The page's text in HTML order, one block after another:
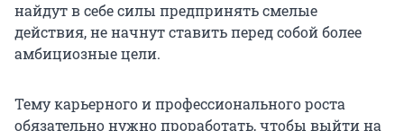
найдут в себе силы предпринять смелые
действия, не начнут ставить перед собой более
амбициозные цели.
Тему карьерного и профессионального роста
обязательно нужно проработать, чтобы выйти на